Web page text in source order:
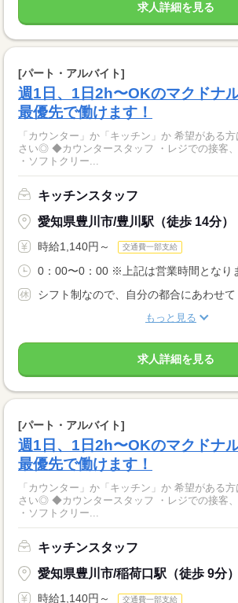
求人詳細を見る
[パート・アルバイト]
週1日、1日2h〜OKのマクドナ
最優先で働けます！
「カウンター」か「キッチン」か 希望がある
さい◎ ◆カウンタースタッフ ・レジでの接客、注文 ・ドリンク作り
・ソフトクリー...
キッチンスタッフ
愛知県豊川市/豊川駅（徒歩 14分）
時給1,140円～ 交通費一部支給
0：00〜0：00 ※上記は営業時間となり
シフト制なので、自分の都合にあわせて
もっと見る
求人詳細を見る
[パート・アルバイト]
週1日、1日2h〜OKのマクドナ
最優先で働けます！
「カウンター」か「キッチン」か 希望がある
さい◎ ◆カウンタースタッフ ・レジでの接客、注文 ・ドリンク作り
・ソフトクリー...
キッチンスタッフ
愛知県豊川市/稲荷口駅（徒歩 9分）
時給1,140円～ 交通費一部支給